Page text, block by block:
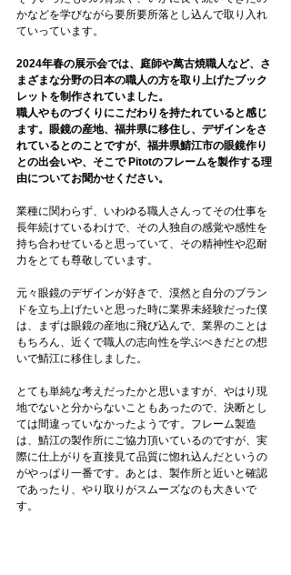
かなどを学びながら要所要所落とし込んで取り入れ
ていっています。
2024年春の展示会では、庭師や萬古焼職人など、さ
まざまな分野の日本の職人の方を取り上げたブック
レットを制作されていました。
職人やものづくりにこだわりを持たれていると感じ
ます。眼鏡の産地、福井県に移住し、デザインをさ
れているとのことですが、福井県鯖江市の眼鏡作り
との出会いや、そこで Pitotのフレームを製作する理
由についてお聞かせください。
業種に関わらず、いわゆる職人さんってその仕事を
長年続けているわけで、その人独自の感覚や感性を
持ち合わせていると思っていて、その精神性や忍耐
力をとても尊敬しています。
元々眼鏡のデザインが好きで、漠然と自分のブラン
ドを立ち上げたいと思った時に業界未経験だった僕
は、まずは眼鏡の産地に飛び込んで、業界のことは
もちろん、近くで職人の志向性を学ぶべきだとの想
いで鯖江に移住しました。
とても単純な考えだったかと思いますが、やはり現
地でないと分からないこともあったので、決断とし
ては間違っていなかったようです。フレーム製造
は、鯖江の製作所にご協力頂いているのですが、実
際に仕上がりを直接見て品質に惚れ込んだというの
がやっぱり一番です。あとは、製作所と近いと確認
であったり、やり取りがスムーズなのも大きいで
す。